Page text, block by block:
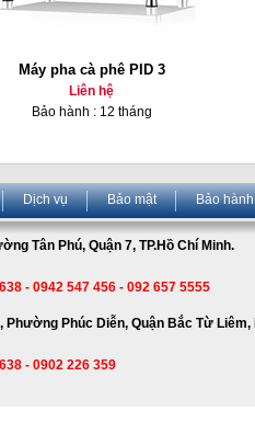
Máy pha cà phê PID 3
Liên hệ
Bảo hành : 12 tháng
Dịch vụ Bảo mật Bảo hành
Tân Phú, Quận 7, TP.Hồ Chí Minh.
- 0942 547 456 - 092 657 5555
Phúc Diễn, Quận Bắc Từ Liêm,
- 0902 226 359